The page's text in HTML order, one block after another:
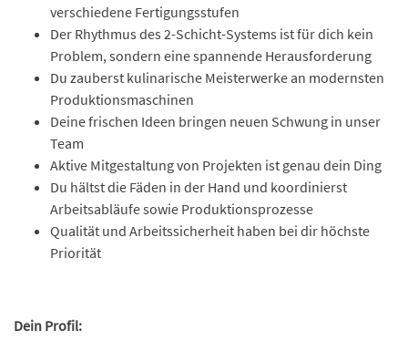
verschiedene Fertigungsstufen
Der Rhythmus des 2-Schicht-Systems ist für dich kein
Problem, sondern eine spannende Herausforderung
Du zauberst kulinarische Meisterwerke an modernsten
Produktionsmaschinen
Deine frischen Ideen bringen neuen Schwung in unser
Team
Aktive Mitgestaltung von Projekten ist genau dein Ding
Du hältst die Fäden in der Hand und koordinierst
Arbeitsabläufe sowie Produktionsprozesse
Qualität und Arbeitssicherheit haben bei dir höchste
Priorität
Dein Profil: